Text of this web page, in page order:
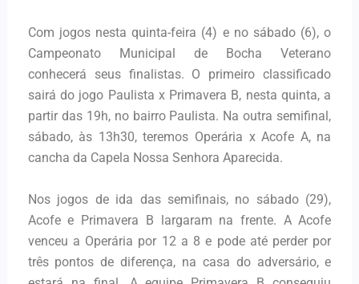
Com jogos nesta quinta-feira (4) e no sábado (6), o
Campeonato Municipal de Bocha Veterano
conhecerá seus finalistas. O primeiro classificado
sairá do jogo Paulista x Primavera B, nesta quinta, a
partir das 19h, no bairro Paulista. Na outra semifinal,
sábado, às 13h30, teremos Operária x Acofe A, na
cancha da Capela Nossa Senhora Aparecida.
Nos jogos de ida das semifinais, no sábado (29),
Acofe e Primavera B largaram na frente. A Acofe
venceu a Operária por 12 a 8 e pode até perder por
três pontos de diferença, na casa do adversário, e